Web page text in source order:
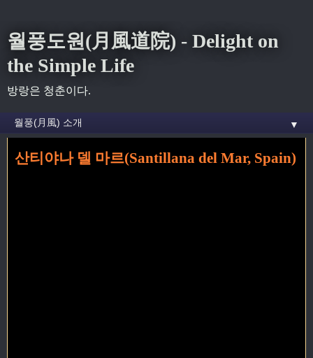
월풍도원(月風道院) - Delight on
the Simple Life
방랑은 청춘이다.
▼
홈» 알타미라 꼬리가 달린 글
산티야나 델 마르(Santillana del Mar, Spain)